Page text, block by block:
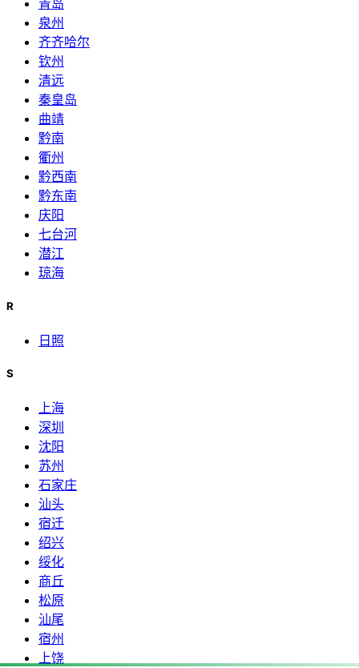
青岛
泉州
齐齐哈尔
钦州
清远
秦皇岛
曲靖
黔南
衢州
黔西南
黔东南
庆阳
七台河
潜江
琼海
R
日照
S
上海
深圳
沈阳
苏州
石家庄
汕头
宿迁
绍兴
绥化
商丘
松原
汕尾
宿州
上饶